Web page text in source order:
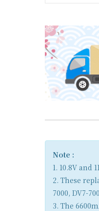
Note :
1. 10.8V and
2. These
7000, DV7-
3. The